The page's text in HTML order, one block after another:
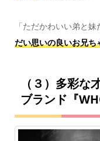
「ただかわいい弟と
だい思いの良いお兄ち
（３）多彩な
ブランド『